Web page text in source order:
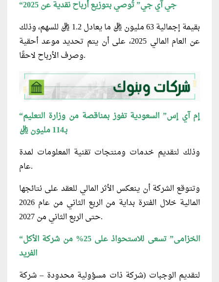
“جي آي جي” تُوصي بتوزيع أرباح نقدية عن 2025
بقيمة إجمالية 63 مليون ريال ما يعادل 1.2 ريال للسهم، وذلك
عن العام المالي 2025، على أن يتم تحديد موعد أحقية
وصرف الأرباح لاحقًا.
“إم آي إس” السعودية تفوز بمناقصة من وزارة التعليم
بـ114 مليون ريال
وذلك لتقديم خدمات ومنتجات تقنية المعلومات لمدة
عام.
وتتوقع الشركة أن ينعكس الأثر المالي للعقد على نتائجها
المالية خلال الفترة بداية من الربع الثاني من عام 2026
حتى الربع الثاني من 2027.
“الخزامى” تسعى للاستحواذ على 25% من شركة الأكل
الفريد
لتقديم الوجبات (شركة ذات مسؤولية محدودة – شركة